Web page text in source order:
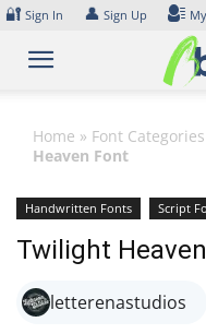
Skip
content
🔐 Sign In 👤 Sign Up
Home » Font Categories
Heaven Font
Handwritten Fonts Script
Twilight
letterenastudios